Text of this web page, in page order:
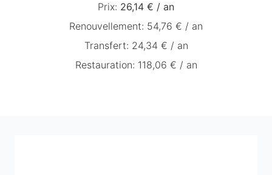
Prix: 26,14 € / an
Renouvellement: 54,76 € / an
Transfert: 24,34 € / an
Restauration: 118,06 € / an